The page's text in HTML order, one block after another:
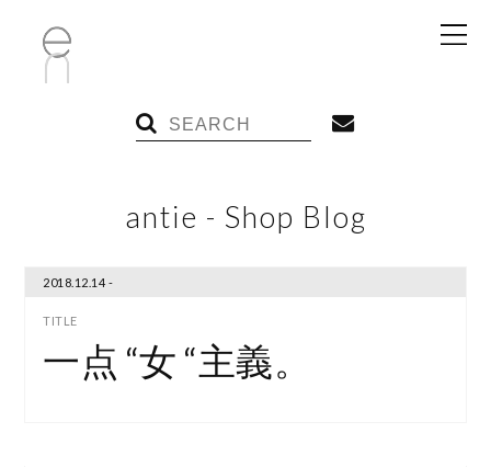
antie - Shop Blog
2018.12.14 -
一点 “女 “主義。